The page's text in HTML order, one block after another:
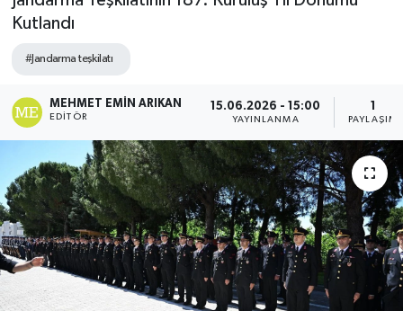
Kutlandı
#Jandarma teşkilatı
MEHMET EMIN ARIKAN
EDITÖR
15.06.2026 - 15:00
YAYINLANMA
1
PAYLAŞIM